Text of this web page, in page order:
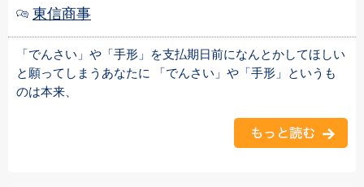
東信商事
「でんさい」や「手形」を支払期日前になんとかしてほしい
と願ってしまうあなたに 「でんさい」や「手形」というも
のは本来、